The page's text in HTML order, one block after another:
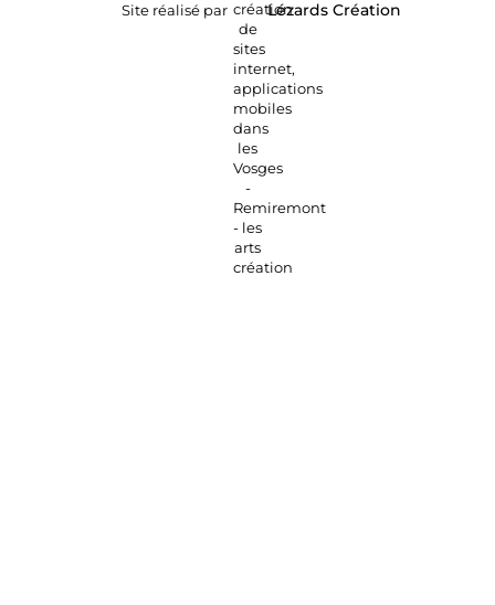
Site réalisé par Lézards Création